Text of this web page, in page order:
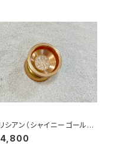
シアン（シャイニーゴール